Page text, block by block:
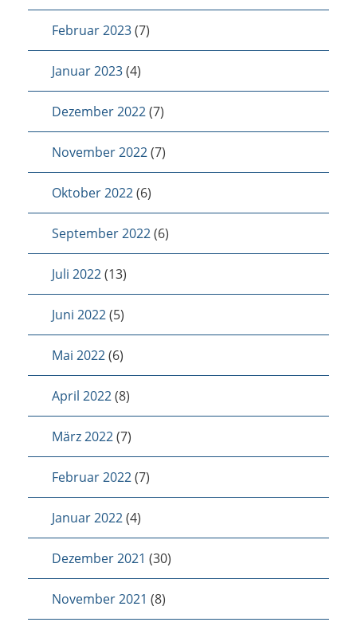
Februar 2023(7)
Januar 2023(4)
Dezember 2022(7)
November 2022(7)
Oktober 2022(6)
September 2022(6)
Juli 2022(13)
Juni 2022(5)
Mai 2022(6)
April 2022(8)
März 2022(7)
Februar 2022(7)
Januar 2022(4)
Dezember 2021 (30)
November 2021 (8)